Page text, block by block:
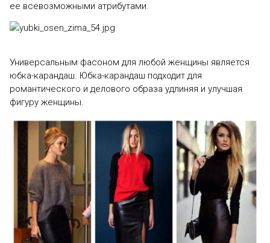
ее всевозможными атрибутами.
Универсальным фасоном для любой женщины является
юбка-карандаш. Юбка-карандаш подходит для
романтического и делового образа удлиняя и улучшая
фигуру женщины.